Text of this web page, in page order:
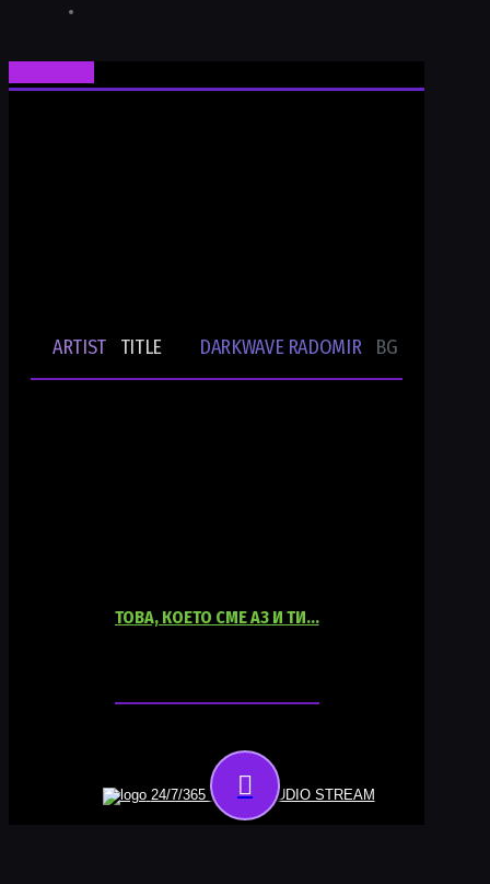
ARTIST- TITLE DARKWAVE RADOMIR BG
ТОВА, КОЕТО СМЕ АЗ И ТИ…
24/7/365 ONLINE AUDIO STREAM